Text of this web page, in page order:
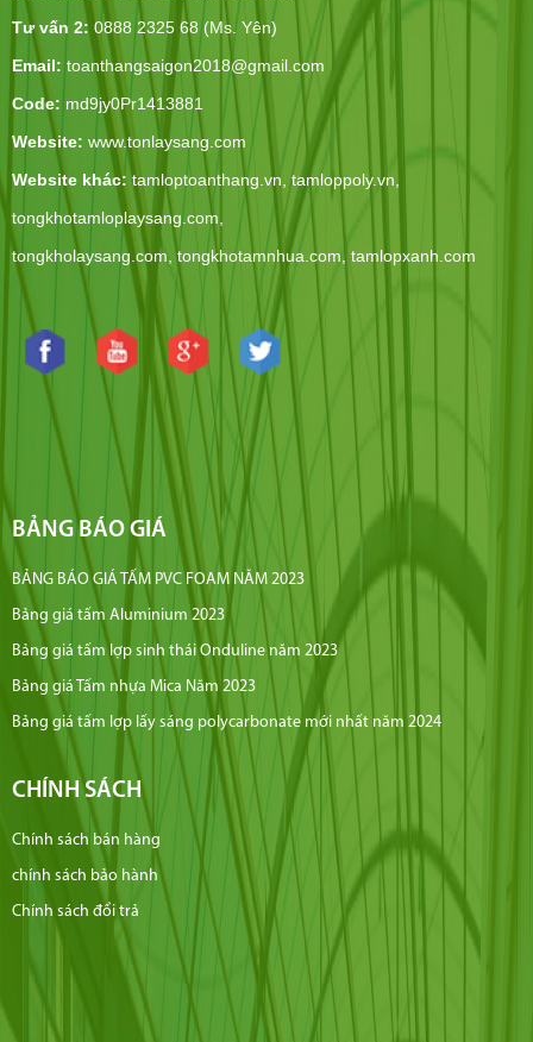
Tư vấn 2: 0888 2325 68 (Ms. Yên)
Email: toanthangsaigon2018@gmail.com
Code: md9jy0Pr1413881
Website: www.tonlaysang.com
Website khác: tamloptoanthang.vn, tamloppoly.vn
tongkhotamloplaysang.com
tongkholaysang.com ,tongkhotamnhua.com tamlopxanh.com
BẢNG BÁO GIÁ
BẢNG BÁO GIÁ TẤM PVC FOAM NĂM 2023
Bảng giá tấm Aluminium 2023
Bảng giá tấm lợp sinh thái Onduline năm 2023
Bảng giá Tấm nhựa Mica Năm 2023
Bảng giá tấm lợp lấy sáng polycarbonate mới nhất năm 2024
CHÍNH SÁCH
Chính sách bán hàng
chính sách bảo hành
Chính sách đổi trả